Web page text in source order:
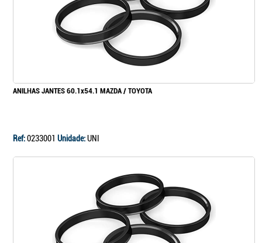
ANILHAS JANTES 60.1x54.1 MAZDA / TOYOTA
Ref:0233001 Unidade:UNI